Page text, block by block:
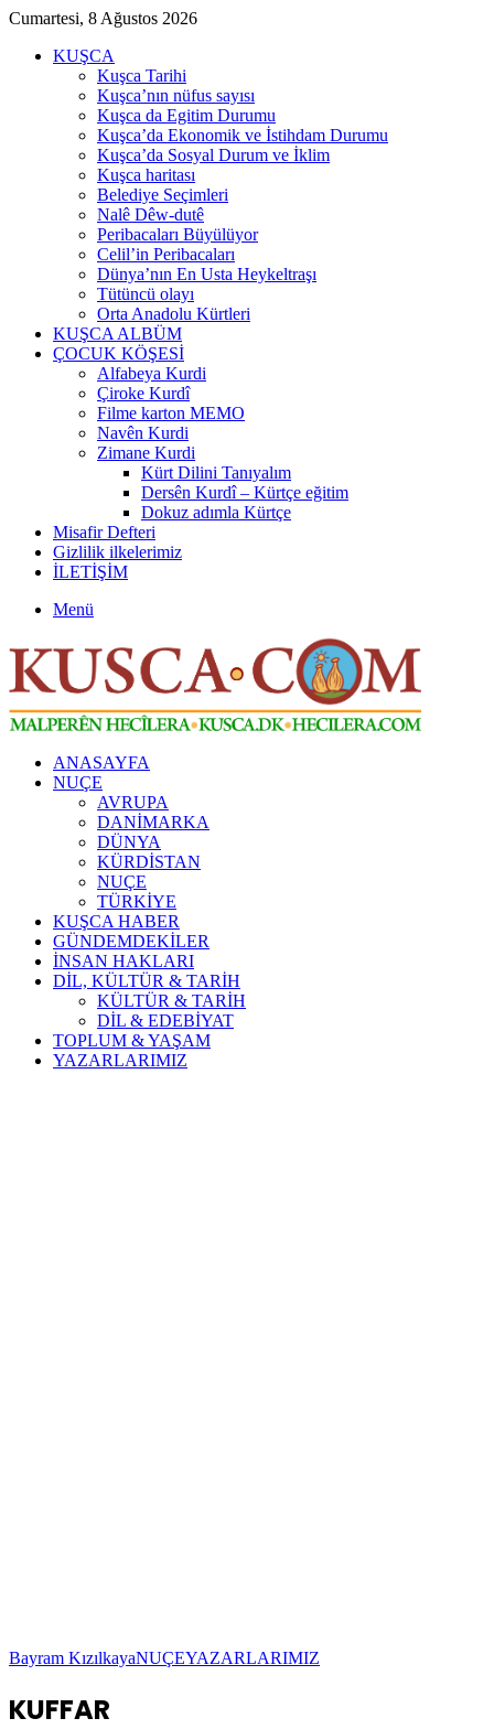
Cumartesi, 8 Ağustos 2026
KUŞCA
Kuşca Tarihi
Kuşca’nın nüfus sayısı
Kuşca da Egitim Durumu
Kuşca’da Ekonomik ve İstihdam Durumu
Kuşca’da Sosyal Durum ve İklim
Kuşca haritası
Belediye Seçimleri
Nalê Dêw-dutê
Peribacaları Büyülüyor
Celil’in Peribacaları
Dünya’nın En Usta Heykeltraşı
Tütüncü olayı
Orta Anadolu Kürtleri
KUŞCA ALBÜM
ÇOCUK KÖŞESİ
Alfabeya Kurdi
Çiroke Kurdî
Filme karton MEMO
Navên Kurdi
Zimane Kurdi
Kürt Dilini Tanıyalım
Dersên Kurdî – Kürtçe eğitim
Dokuz adımla Kürtçe
Misafir Defteri
Gizlilik ilkelerimiz
İLETİŞİM
Menü
ANASAYFA
NUÇE
AVRUPA
DANİMARKA
DÜNYA
KÜRDİSTAN
NUÇE
TÜRKİYE
KUŞCA HABER
GÜNDEMDEKİLER
İNSAN HAKLARI
DİL, KÜLTÜR & TARİH
KÜLTÜR & TARİH
DİL & EDEBİYAT
TOPLUM & YAŞAM
YAZARLARIMIZ
Bayram KızılkayaNUÇEYAZARLARIMIZ
KUFFAR